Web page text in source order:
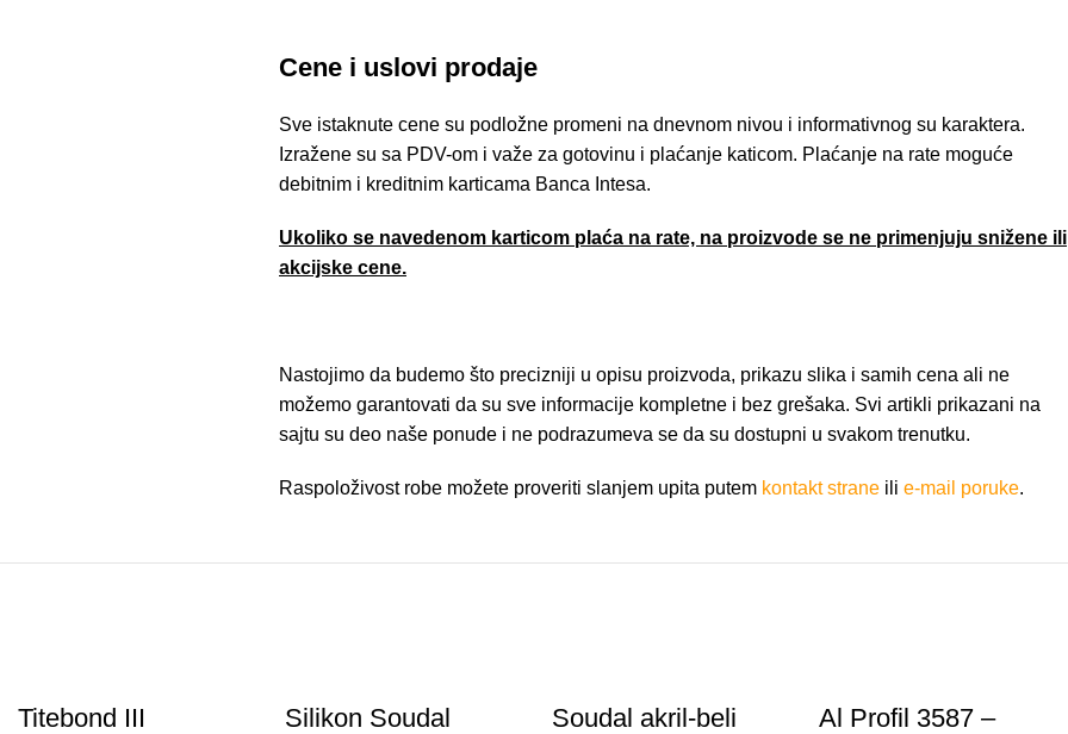
Cene i uslovi prodaje
Sve istaknute cene su podložne promeni na dnevnom nivou i informativnog su karaktera.
Izražene su sa PDV-om i važe za gotovinu i plaćanje katicom. Plaćanje na rate moguće
debitnim i kreditnim karticama Banca Intesa.
Ukoliko se navedenom karticom plaća na rate, na proizvode se ne primenjuju snižene ili
akcijske cene.
Nastojimo da budemo što precizniji u opisu proizvoda, prikazu slika i samih cena ali ne
možemo garantovati da su sve informacije kompletne i bez grešaka. Svi artikli prikazani na
sajtu su deo naše ponude i ne podrazumeva se da su dostupni u svakom trenutku.
Raspoloživost robe možete proveriti slanjem upita putem kontakt strane ili e-mail poruke.
Titebond III
Silikon Soudal
Soudal akril-beli
Al Profil 3587 –